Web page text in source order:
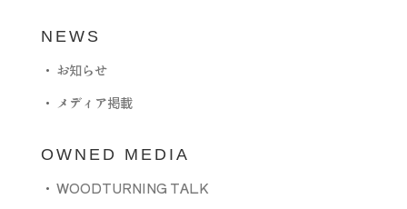
NEWS
・ お知らせ
・ メディア掲載
OWNED MEDIA
・ WOODTURNING TALK